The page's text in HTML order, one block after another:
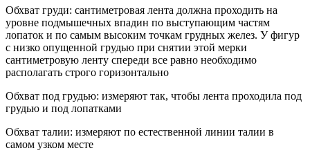
Обхват груди: сантиметровая лента должна проходить на
уровне подмышечных впадин по выступающим частям
лопаток и по самым высоким точкам грудных желез. У фигур
с низко опущенной грудью при снятии этой мерки
сантиметровую ленту спереди все равно необходимо
располагать строго горизонтально
Обхват под грудью: измеряют так, чтобы лента проходила под
грудью и под лопатками
Обхват талии: измеряют по естественной линии талии в
самом узком месте